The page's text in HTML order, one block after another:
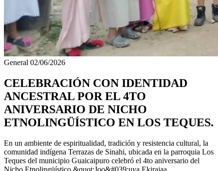
General 02/06/2026
CELEBRACIÓN CON IDENTIDAD
ANCESTRAL POR EL 4TO
ANIVERSARIO DE NICHO
ETNOLINGÜÍSTICO EN LOS TEQUES.
En un ambiente de espiritualidad, tradición y resistencia cultural, la
comunidad indígena Terrazas de Sinahi, ubicada en la parroquia Los
Teques del municipio Guaicaipuro celebró el 4to aniversario del
Nicho Etnolingüístico &quot;Joo&#039;uya Ekirajaa